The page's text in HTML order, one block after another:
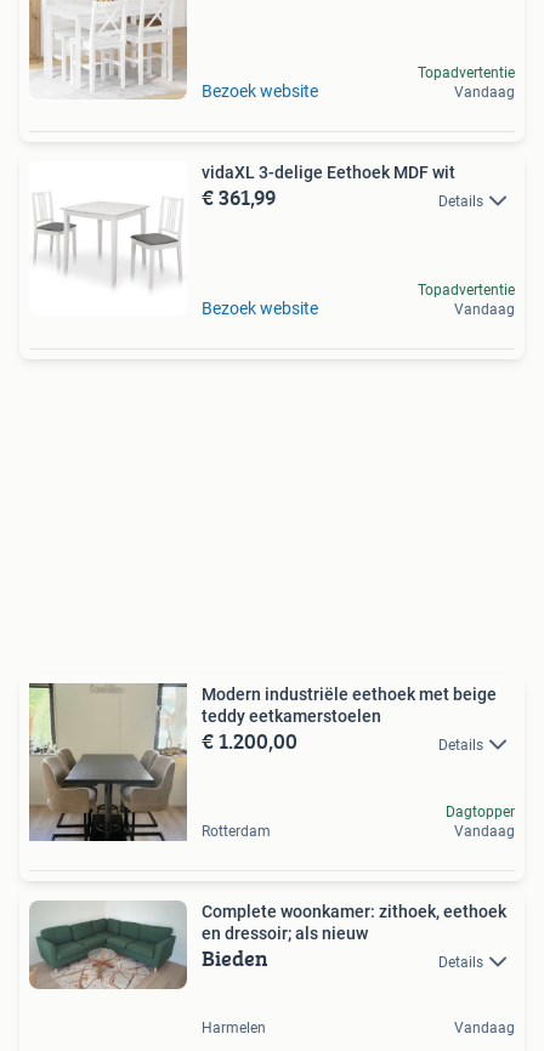
Bezoek website
Topadvertentie
Vandaag
vidaXL 3-delige Eethoek MDF wit
€ 361,99 Details
Bezoek website
Topadvertentie
Vandaag
Modern industriële eethoek met beige
teddy eetkamerstoelen
€ 1.200,00 Details
Rotterdam
Dagtopper
Vandaag
Complete woonkamer: zithoek, eethoek
en dressoir; als nieuw
Bieden Details
Harmelen Vandaag